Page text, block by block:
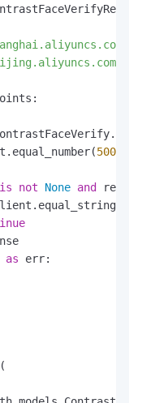
500
is not None and
as err:
(